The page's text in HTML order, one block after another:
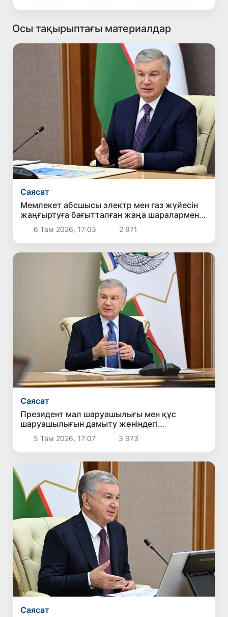
Осы тақырыптағы материалдар
Саясат
Мемлекет абсшысы электр мен газ жүйесін
жаңғыртуға бағытталған жаңа шаралармен
танысты
6 Там 2026, 17:03 2 971
Саясат
Президент мал шаруашылығы мен құс
шаруашылығын дамыту жөніндегі
шаралармен танысты
5 Там 2026, 17:07 3 973
Саясат